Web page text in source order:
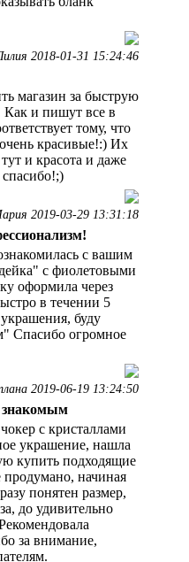
2018-01-31 15:24:46
магазин за быструю
Как и пишут все в
тому, что
красивые!:) Их
и красота и даже
2019-03-29 13:31:18
с вашим
с фиолетовыми
оформила через
в течении 5
буду
Спасибо огромное
2019-06-19 13:24:50
знакомым
с кристаллами
украшение, нашла
купить подходящие
продумано, начиная
понятен размер,
до удивительно
за внимание,